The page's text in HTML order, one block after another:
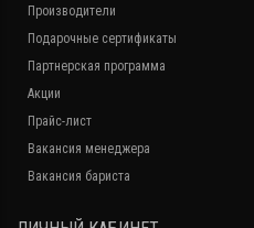
Производители
Подарочные сертификаты
Партнерская программа
Акции
Прайс-лист
Вакансия менеджера
Вакансия бариста